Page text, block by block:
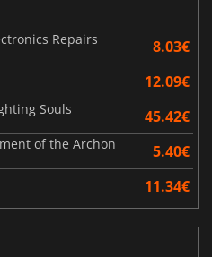
Repairs
8.03€
12.09€
Souls 45.42€
of the Archon 5.40€
11.34€